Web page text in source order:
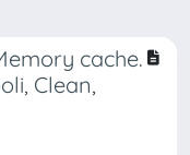
cache.
Clean,